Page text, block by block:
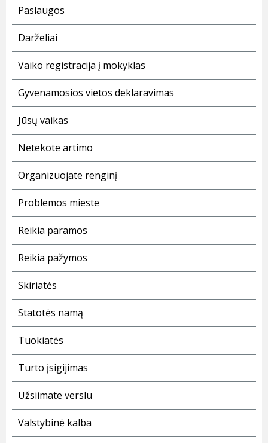
Paslaugos
Darželiai
Vaiko registracija į mokyklas
Gyvenamosios vietos deklaravimas
Jūsų vaikas
Netekote artimo
Organizuojate renginį
Problemos mieste
Reikia paramos
Reikia pažymos
Skiriatės
Statotės namą
Tuokiatės
Turto įsigijimas
Užsiimate verslu
Valstybinė kalba